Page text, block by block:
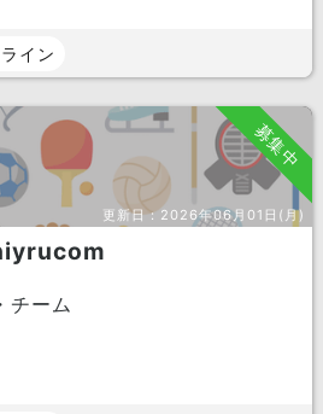
イン
募集中
更新日： 2026年06月01日(月)
チーム